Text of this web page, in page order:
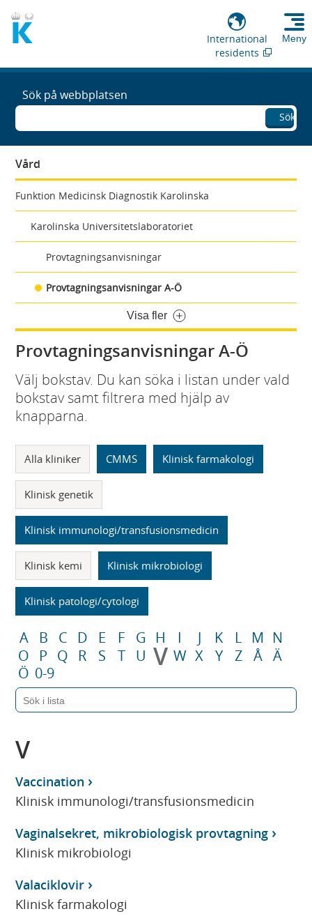
International
residents
Meny
Sök på webbplatsen
Sök
Vård
Funktion Medicinsk Diagnostik Karolinska
Karolinska Universitetslaboratoriet
Provtagningsanvisningar
Provtagningsanvisningar A-Ö
Visa fler
Provtagningsanvisningar A-Ö
Välj bokstav. Du kan söka i listan under vald
bokstav samt filtrera med hjälp av
knapparna.
Alla kliniker CMMS Klinisk farmakologi
Klinisk genetik
Klinisk immunologi/transfusionsmedicin
Klinisk kemi Klinisk mikrobiologi
Klinisk patologi/cytologi
A B C D E F G H I J K L M N
O
P Q R S T U V W X Y Z Å Ä
Ö 0-9
V
Vaccination
Klinisk immunologi/transfusionsmedicin
Vaginalsekret, mikrobiologisk provtagning
Klinisk mikrobiologi
Valaciklovir
Klinisk farmakologi